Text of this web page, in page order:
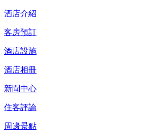
酒店介紹
客房預訂
酒店設施
酒店相冊
新聞中心
住客評論
周邊景點